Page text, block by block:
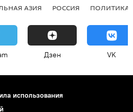
АЗИЯ РОССИЯ ПОЛИТИКА
Дзен VK
использования